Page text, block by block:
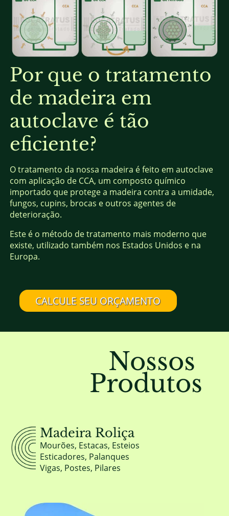
Por que o tratamento
de madeira em
autoclave é tão
eficiente?
O tratamento da nossa madeira é feito em autoclave
com aplicação de CCA, um composto químico
importado que protege a madeira contra a umidade,
fungos, cupins, brocas e outros agentes de
deterioração.
Este é o método de tratamento mais moderno que
existe, utilizado também nos Estados Unidos e na
Europa.
CALCULE SEU ORÇAMENTO
Nossos
Produtos
Madeira Roliça
Mourões, Estacas, Esteios
Esticadores, Palanques
Vigas, Postes, Pilares